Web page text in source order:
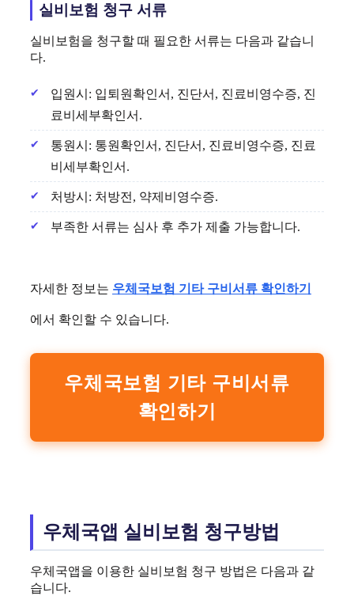
실비보험 청구 서류
실비보험을 청구할 때 필요한 서류는 다음과 같습니
다.
입원시: 입퇴원확인서, 진단서, 진료비영수증, 진
료비세부확인서.
통원시: 통원확인서, 진단서, 진료비영수증, 진료
비세부확인서.
처방시: 처방전, 약제비영수증.
부족한 서류는 심사 후 추가 제출 가능합니다.
자세한 정보는 우체국보험 기타 구비서류 확인하기
에서 확인할 수 있습니다.
우체국보험 기타 구비서류
확인하기
우체국앱 실비보험 청구방법
우체국앱을 이용한 실비보험 청구 방법은 다음과 같
습니다.